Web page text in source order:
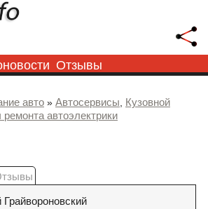
Отзывы
авто » Автосервисы, Кузовной
автоэлектрики
Грайвороновский